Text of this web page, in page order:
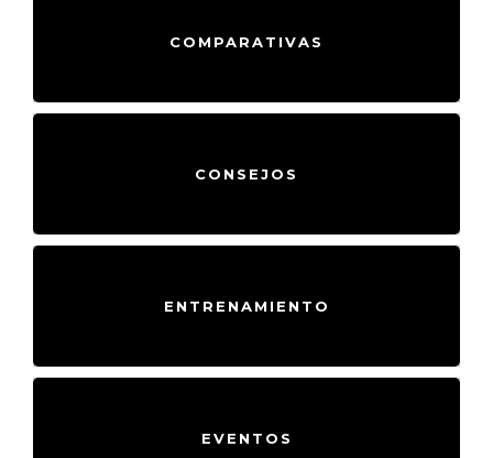
COMPARATIVAS
CONSEJOS
ENTRENAMIENTO
EVENTOS